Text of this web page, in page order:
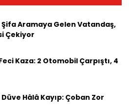
Şifa Aramaya Gelen Vatandaş,
Çekiyor
Kaza: 2 Otomobil Çarpıştı, 4
Hâlâ Kayıp: Çoban Zor